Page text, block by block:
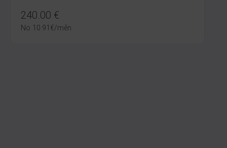
240.00 €
No 10.91 €/mēn.